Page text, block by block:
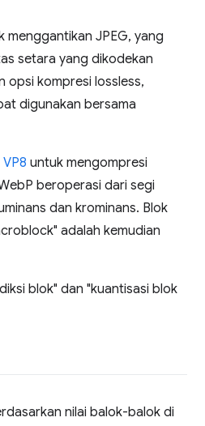
JPEG, yang
setara yang dikodekan
opsi kompresi lossless,
digunakan bersama
untuk mengompresi
beroperasi dari segi
dan krominans. Blok
adalah kemudian
blok" dan "kuantisasi blok
nilai balok-balok di